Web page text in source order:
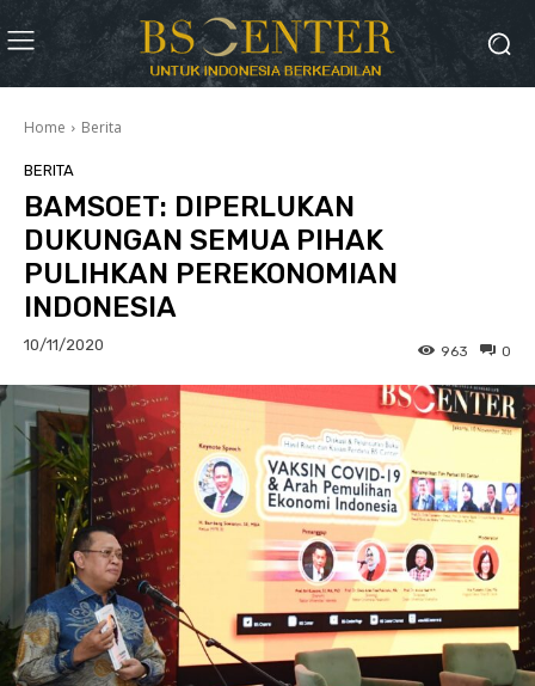
Home Berita
BERITA
BAMSOET: DIPERLUKAN
DUKUNGAN SEMUA PIHAK
PULIHKAN PEREKONOMIAN
INDONESIA
10/11/2020 0
963